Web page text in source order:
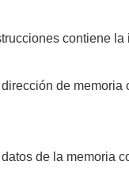
contiene la
de
de la memoria